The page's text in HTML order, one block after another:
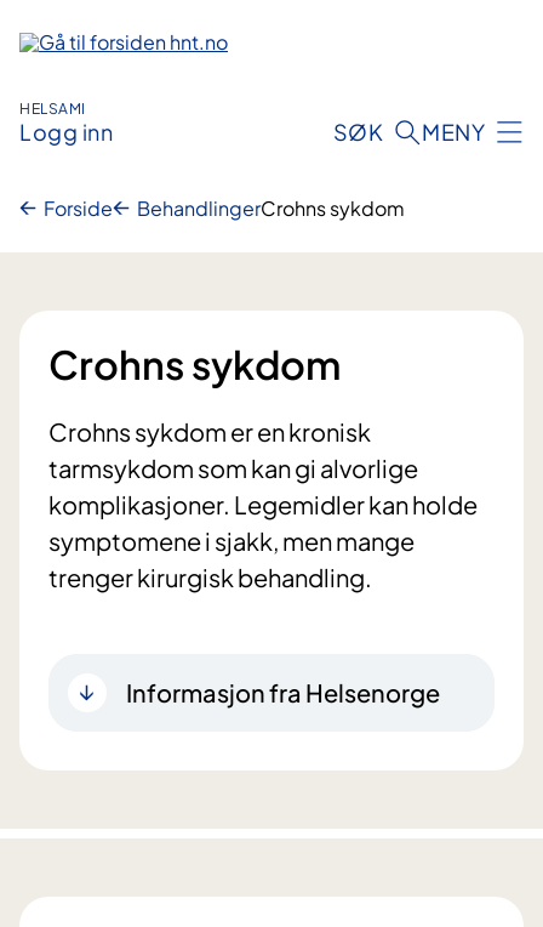
innhold
HELSAMI
Logg inn SØK MENY
Forside BehandlingerCrohns sykdom
Crohns sykdom
Crohns sykdom er en kronisk
tarmsykdom som kan gi alvorlige
komplikasjoner. Legemidler kan holde
symptomene i sjakk, men mange
trenger kirurgisk behandling.
Informasjon fra Helsenorge